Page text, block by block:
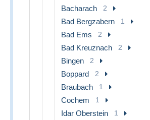
Bacharach 2
Bad Bergzabern 1
Bad Ems 2
Bad Kreuznach 2
Bingen 2
Boppard 2
Braubach 1
Cochem 1
Idar Oberstein 1